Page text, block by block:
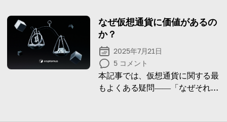
的な可能性について説明していま
す。
なぜ仮想通貨に価値があるの
か？
2025年7月21日
5 コメント
本記事では、仮想通貨に関する最
もよくある疑問――「なぜそれに